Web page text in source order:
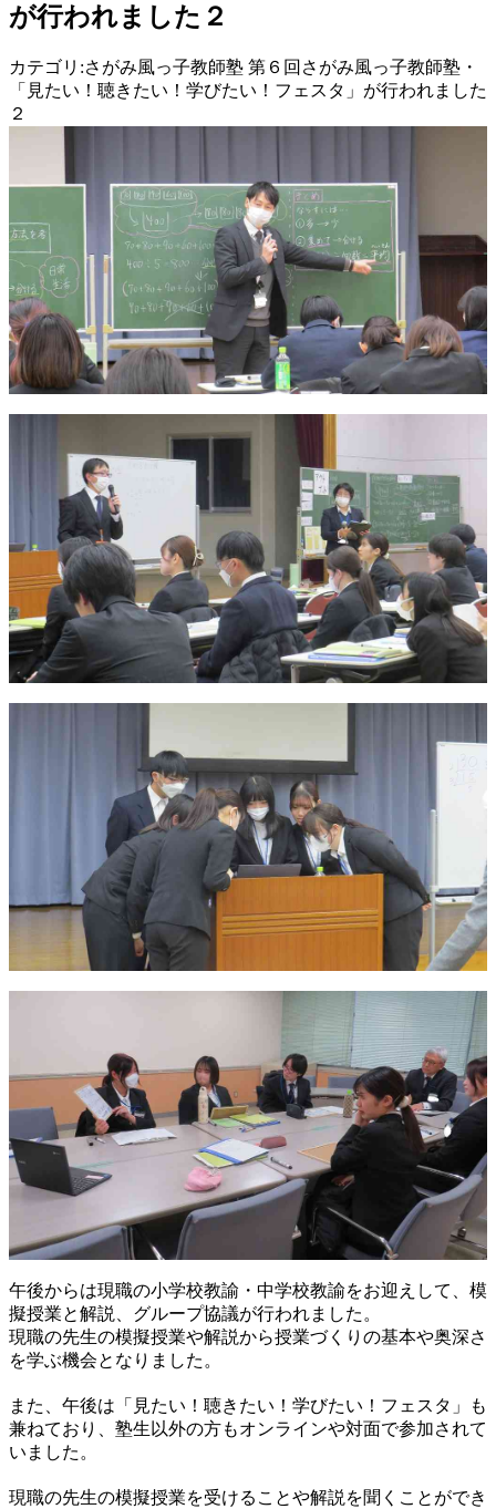
が行われました２
カテゴリ:さがみ風っ子教師塾 第６回さがみ風っ子教師塾・
「見たい！聴きたい！学びたい！フェスタ」が行われました
２
午後からは現職の小学校教諭・中学校教諭をお迎えして、模
擬授業と解説、グループ協議が行われました。
現職の先生の模擬授業や解説から授業づくりの基本や奥深さ
を学ぶ機会となりました。
また、午後は「見たい！聴きたい！学びたい！フェスタ」も
兼ねており、塾生以外の方もオンラインや対面で参加されて
いました。
現職の先生の模擬授業を受けることや解説を聞くことができ